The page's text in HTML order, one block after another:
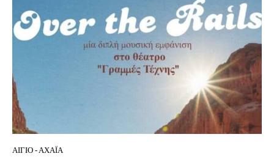
ΑΊΓΙΟ - ΑΧΑΪ́Α